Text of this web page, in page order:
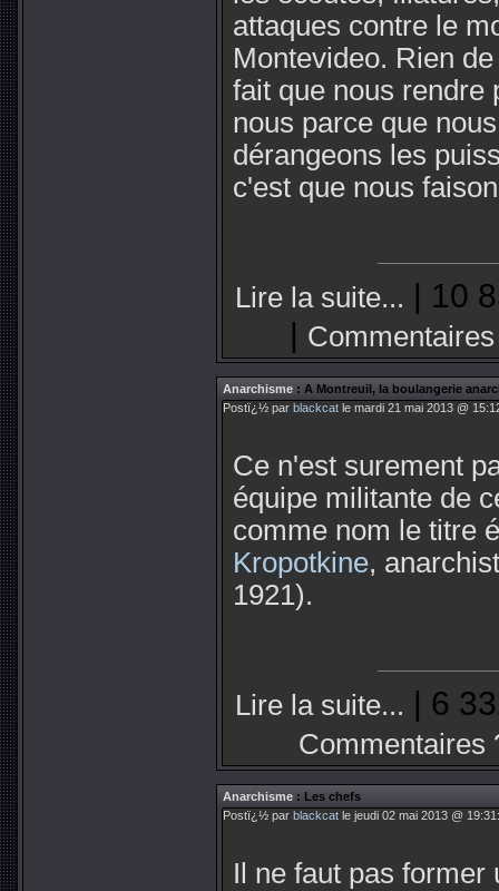
attaques contre le
Montevideo. Rien
fait que nous rendre
nous parce que
dérangeons les
c'est que nous
Lire la suite... | 10
|
Anarchisme : A Montreuil, la boulangerie
Postï¿½ par blackcat le mardi 21 mai 2013 @
Ce n'est surement
équipe militante de
comme nom le titre
Kropotkine,
1921).
Lire la suite... | 6
Commentaires
Anarchisme : Les chefs
Postï¿½ par blackcat le jeudi 02 mai 2013 @
Il ne faut pas former